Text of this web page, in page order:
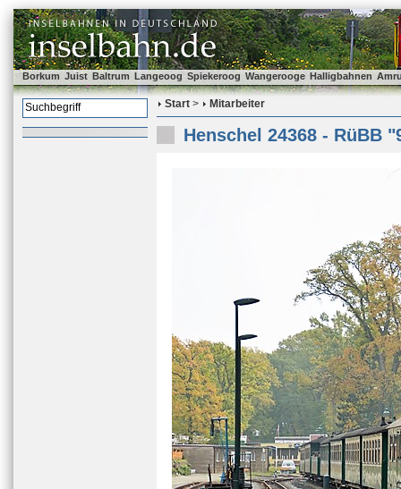
Borkum Juist Baltrum Langeoog Spiekeroog Wangerooge Halligbahnen
Start > Mitarbeiter
Henschel 24368 - RüBB